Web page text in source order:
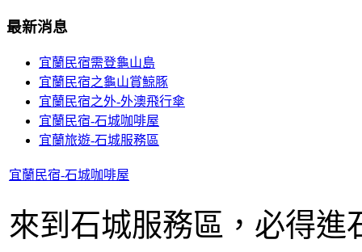
最新消息
宜蘭民宿需登龜山島
宜蘭民宿之龜山賞鯨豚
宜蘭民宿之外-外澳飛行傘
宜蘭民宿-石城咖啡屋
宜蘭旅遊-石城服務區
宜蘭民宿-石城咖啡屋
來到石城服務區，必得進